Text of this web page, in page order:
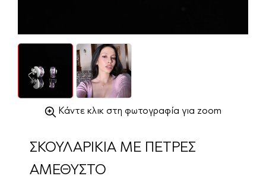
Κάντε κλικ στη φωτογραφία για zoom
ΣΚΟΥΛΑΡΙΚΙΑ ΜΕ ΠΕΤΡΕΣ
ΑΜΕΘΥΣΤΟ